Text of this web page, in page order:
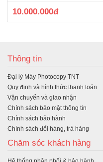
10.000.000đ
Thông tin
Đại lý Máy Photocopy TNT
Quy định và hình thức thanh toán
Vận chuyển và giao nhận
Chính sách bảo mật thông tin
Chính sách bảo hành
Chính sách đổi hàng, trả hàng
Chăm sóc khách hàng